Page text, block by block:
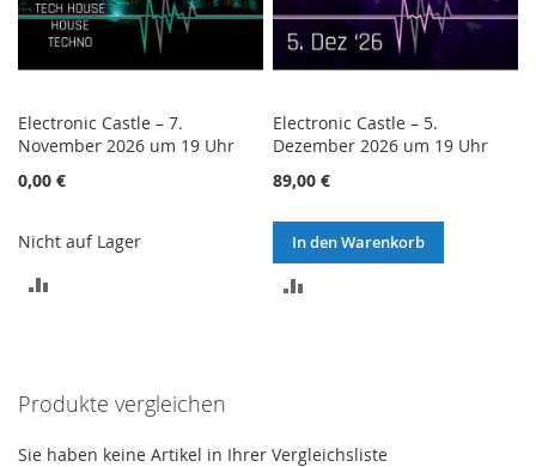
Electronic Castle – 7.
November 2026 um 19 Uhr
0,00 €
Nicht auf Lager
Electronic Castle – 5.
Dezember 2026 um 19 Uhr
89,00 €
In den Warenkorb
Produkte vergleichen
Sie haben keine Artikel in Ihrer Vergleichsliste